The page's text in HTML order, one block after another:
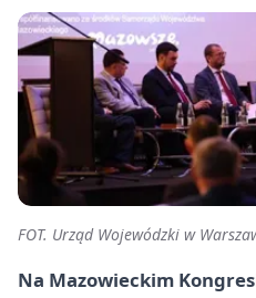
FOT. Urząd Wojewódzki w
Na Mazowieckim